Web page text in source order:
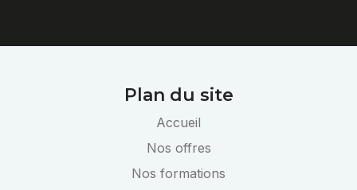
Plan du site
Accueil
Nos offres
Nos formations